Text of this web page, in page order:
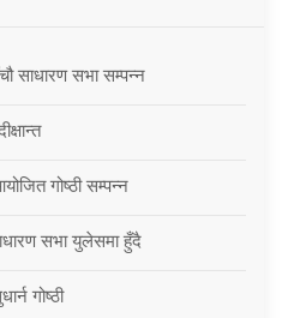
साधारण सभा सम्पन्न
गोष्ठी सम्पन्न
सभा युलेसमा हुँदै
गोष्ठी